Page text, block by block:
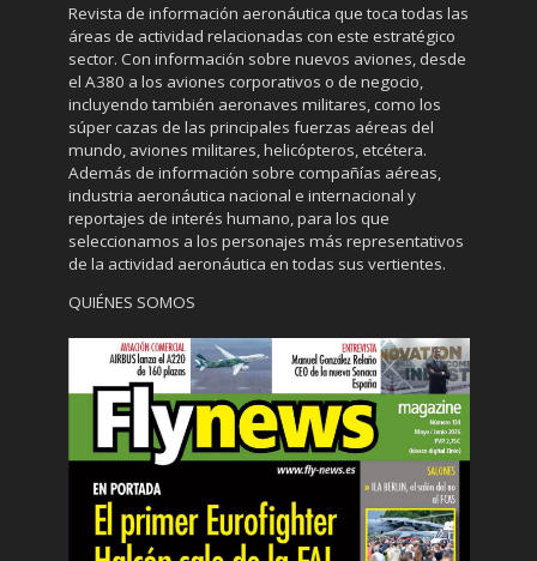
Revista de información aeronáutica que toca todas las
áreas de actividad relacionadas con este estratégico
sector. Con información sobre nuevos aviones, desde
el A380 a los aviones corporativos o de negocio,
incluyendo también aeronaves militares, como los
súper cazas de las principales fuerzas aéreas del
mundo, aviones militares, helicópteros, etcétera.
Además de información sobre compañías aéreas,
industria aeronáutica nacional e internacional y
reportajes de interés humano, para los que
seleccionamos a los personajes más representativos
de la actividad aeronáutica en todas sus vertientes.
QUIÉNES SOMOS